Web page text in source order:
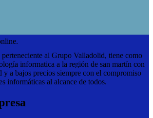
perteneciente al Grupo Valladolid, tiene como
informatica a la región de san martín con
y a bajos precios siempre con el compromiso
informáticas al alcance de todos.